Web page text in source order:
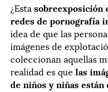
¿Esta sobreexposición
redes de pornografía
idea de que las
imágenes de
coleccionan aquellas
realidad es que las
de niños y niñas están